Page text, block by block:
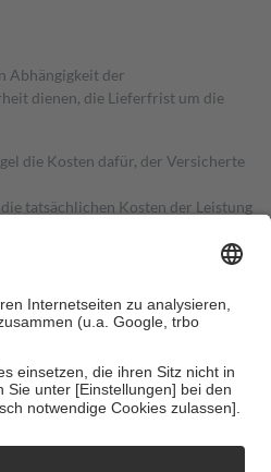
Abhängigkeit der
dienen, die Lieferfrist um die
die Kosten dafür, der Versicherte
tatsächlichen Kosten der Leistung